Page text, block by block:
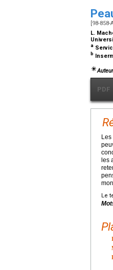
[98-
L.
a
b
PDF
les
Le